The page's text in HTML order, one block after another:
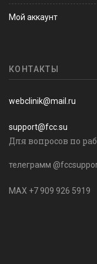
Мой аккаунт
КОНТАКТЫ
webclinik@mail.ru
support@fcc.su
Для вопросов по
телеграмм
MAX +7 909 926 5919